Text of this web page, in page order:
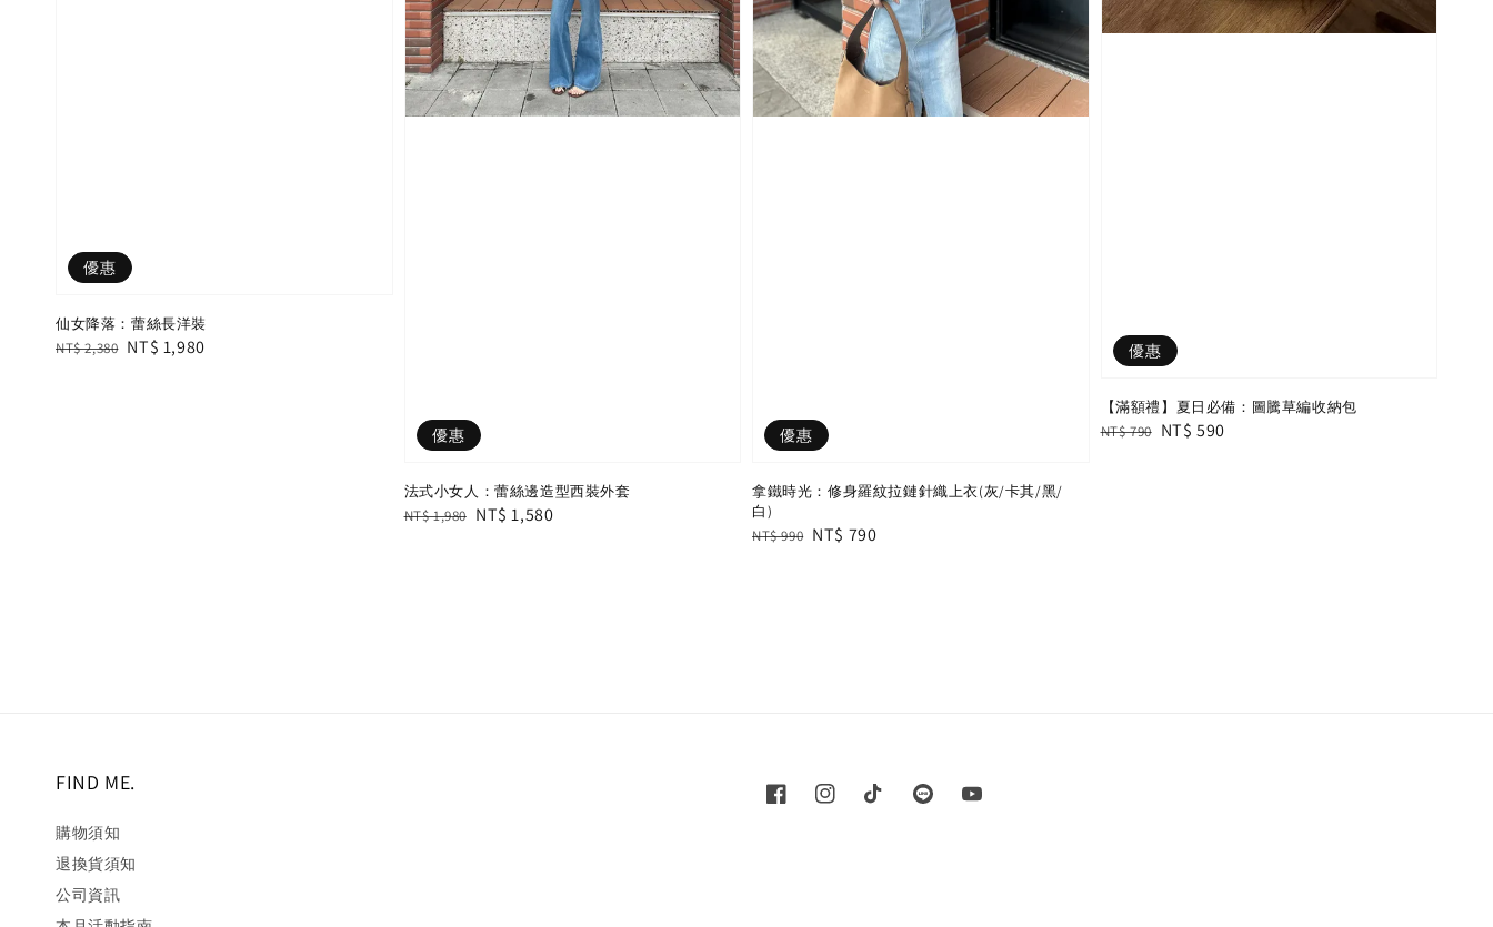
優惠
仙女降落：蕾絲長洋裝
Regular
NT$ 2,380 Sale
NT$ 1,980
優惠
法式小女人：蕾絲邊造型西裝外套
Regular
NT$ 1,980 Sale
NT$ 1,580
優惠
拿鐵時光：修身羅紋拉鏈針織上衣(灰/卡其/黑/
白)
Regular
NT$ 990 Sale
NT$ 790
優惠
【滿額禮】夏日必備：圖騰草編收納包
Regular
NT$ 790 Sale
NT$ 590
FIND ME.
購物須知
退換貨須知
公司資訊